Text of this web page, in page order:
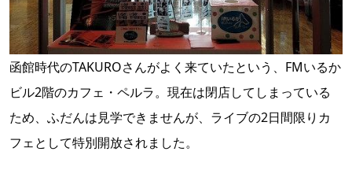
函館時代のTAKUROさんがよく来ていたという、FMいるか
ビル2階のカフェ・ペルラ。現在は閉店してしまっている
ため、ふだんは見学できませんが、ライブの2日間限りカ
フェとして特別開放されました。